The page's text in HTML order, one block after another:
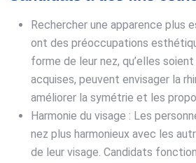
Rechercher une apparence plus
ont des préoccupations
forme de leur nez, qu’elles
acquises, peuvent envisager la
améliorer la symétrie et les
Harmonie du visage : Les
nez plus harmonieux avec les
de leur visage. Candidats